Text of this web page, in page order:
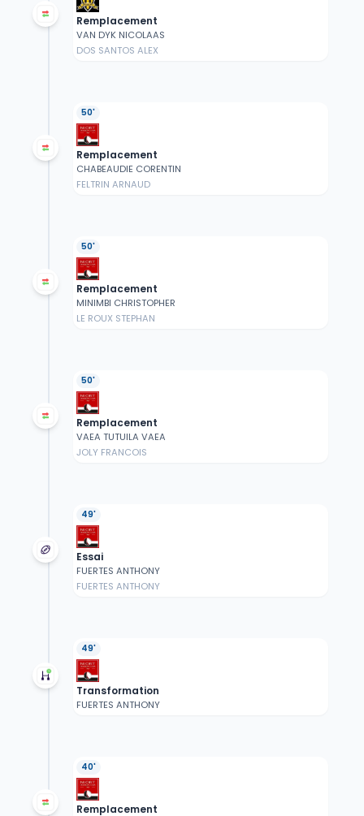
Remplacement
VAN DYK NICOLAAS
DOS SANTOS ALEX
50'
Remplacement
CHABEAUDIE CORENTIN
FELTRIN ARNAUD
50'
Remplacement
MINIMBI CHRISTOPHER
LE ROUX STEPHAN
50'
Remplacement
VAEA TUTUILA VAEA
JOLY FRANCOIS
49'
Essai
FUERTES ANTHONY
FUERTES ANTHONY
49'
Transformation
FUERTES ANTHONY
40'
Remplacement